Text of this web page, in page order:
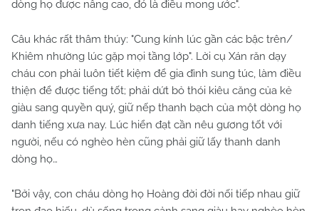
dòng họ được nâng cao, đó là điều mong ước".
Câu khác rất thâm thúy: "Cung kính lúc gần các bậc trên/
Khiêm nhường lúc gặp mọi tầng lớp". Lời cụ Xán răn dạy
cháu con phải luôn tiết kiệm để gia đình sung túc, làm điều
thiện để được tiếng tốt; phải dứt bỏ thói kiêu căng của kẻ
giàu sang quyền quý, giữ nếp thanh bạch của một dòng họ
danh tiếng xưa nay. Lúc hiển đạt cần nêu gương tốt với
người, nếu có nghèo hèn cũng phải giữ lấy thanh danh
dòng họ…
"Bởi vậy, con cháu dòng họ Hoàng đời đời nối tiếp nhau giữ